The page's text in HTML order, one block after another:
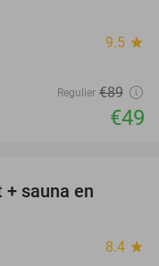
9.5 star
Regulier €89
€49
sauna en
8.4 star